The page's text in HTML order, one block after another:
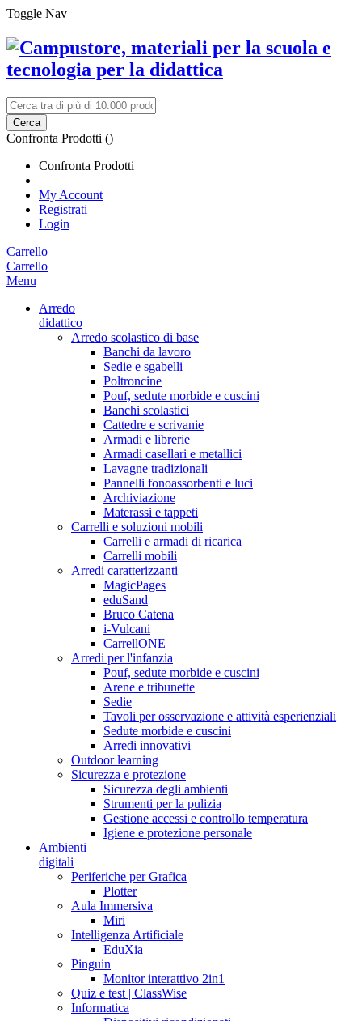
Toggle Nav
Cerca
Confronta Prodotti ()
Confronta Prodotti
My Account
Registrati
Login
Carrello
Carrello
Menu
Arredo
didattico
Arredo scolastico di base
Banchi da lavoro
Sedie e sgabelli
Poltroncine
Pouf, sedute morbide e cuscini
Banchi scolastici
Cattedre e scrivanie
Armadi e librerie
Armadi casellari e metallici
Lavagne tradizionali
Pannelli fonoassorbenti e luci
Archiviazione
Materassi e tappeti
Carrelli e soluzioni mobili
Carrelli e armadi di ricarica
Carrelli mobili
Arredi caratterizzanti
MagicPages
eduSand
Bruco Catena
i-Vulcani
CarrellONE
Arredi per l'infanzia
Pouf, sedute morbide e cuscini
Arene e tribunette
Sedie
Tavoli per osservazione e attività esperienziali
Sedute morbide e cuscini
Arredi innovativi
Outdoor learning
Sicurezza e protezione
Sicurezza degli ambienti
Strumenti per la pulizia
Gestione accessi e controllo temperatura
Igiene e protezione personale
Ambienti
digitali
Periferiche per Grafica
Plotter
Aula Immersiva
Miri
Intelligenza Artificiale
EduXia
Pinguin
Monitor interattivo 2in1
Quiz e test | ClassWise
Informatica